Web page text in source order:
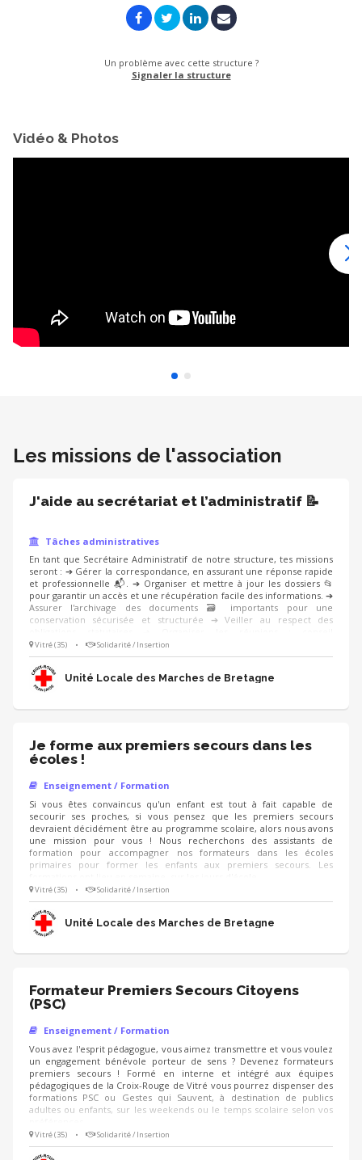
Un problème avec cette structure ?
Signaler la structure
Vidéo & Photos
Les missions de l'association
J'aide au secrétariat et l’administratif 📝
Tâches administratives
En tant que Secrétaire Administratif de notre structure, tes missions
seront : ➔ Gérer la correspondance, en assurant une réponse rapide
et professionnelle 📬. ➔ Organiser et mettre à jour les dossiers 📂
pour garantir un accès et une récupération facile des informations. ➔
Assurer l'archivage des documents 🗃️ importants pour une
conservation sécurisée et structurée ➔ Veiller au respect des
d’administration, assemblée générale Les aspects administratifs sont
indispensables à la continuation de nos activités, tu seras un maillon
essentiel de l’action de l’association ! Tu es polyvalent et organisé ?
Rejoins-nous ! 🙂
Vitré (35) • Solidarité / Insertion
Unité Locale des Marches de Bretagne
Je forme aux premiers secours dans les
écoles !
Enseignement / Formation
Si vous êtes convaincus qu'un enfant est tout à fait capable de
secourir ses proches, si vous pensez que les premiers secours
devraient décidément être au programme scolaire, alors nous avons
une mission pour vous ! Nous recherchons des assistants de
formation pour accompagner nos formateurs dans les écoles
primaires pour former les enfants aux premiers secours. Les
Vitré (35) • Solidarité / Insertion
Unité Locale des Marches de Bretagne
Formateur Premiers Secours Citoyens
(PSC)
Enseignement / Formation
Vous avez l'esprit pédagogue, vous aimez transmettre et vous voulez
un engagement bénévole porteur de sens ? Devenez formateurs
premiers secours ! Formé en interne et intégré aux équipes
pédagogiques de la Croix-Rouge de Vitré vous pourrez dispenser des
formations PSC ou Gestes qui Sauvent, à destination de publics
adultes ou enfants, sur les weekends ou le temps scolaire selon vos
Vitré (35) • Solidarité / Insertion